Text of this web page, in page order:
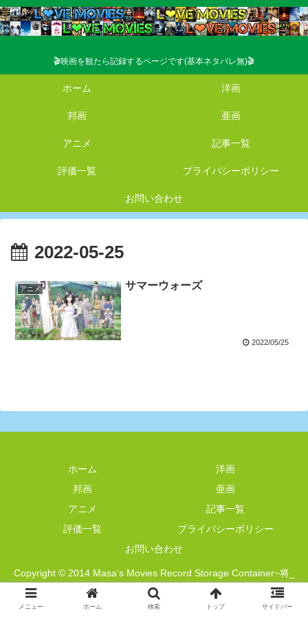
🎬映画を観たら記録するページです(基本ネタバレ無)🎬
ホーム 洋画
邦画 亜画
アニメ 記事一覧
評価一覧 プライバシーポリシー
お問い合わせ
2022-05-25
アニメ サマーウォーズ
2022/05/25
ホーム
洋画
邦画
亜画
アニメ
記事一覧
評価一覧
プライバシーポリシー
お問い合わせ
Copyright © 2014 Masa's Movies Record Storage Container~将_
映画記録管理簿~ All Rights Reserved.
メニュー ホーム 検索 トップ サイドバー